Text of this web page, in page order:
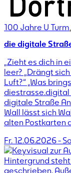
100 Jahre U Turm
die digitale
„Zieht es dich in
leer? „Drängt
Luft?“ „Was
digitale Straße
Wall lässt sich
alten Postkarten
Fr. 12.06.2026-